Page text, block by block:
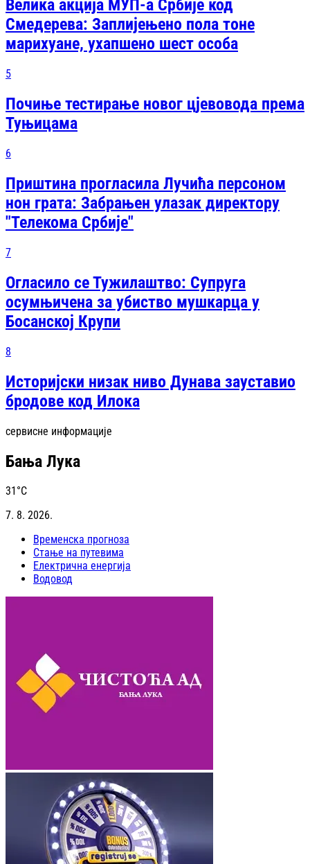
Велика акција МУП-а Србије код
Смедерева: Заплијењено пола тоне
марихуане, ухапшено шест особа
5
Почиње тестирање новог цјевовода према
Туњицама
6
Приштина прогласила Лучића персоном
нон грата: Забрањен улазак директору
"Телекома Србије"
7
Огласило се Тужилаштво: Супруга
осумњичена за убиство мушкарца у
Босанској Крупи
8
Историјски низак ниво Дунава зауставио
бродове код Илока
сервисне информације
Бања Лука
31 °C
7. 8. 2026.
Временска прогноза
Стање на путевима
Електрична енергија
Водовод